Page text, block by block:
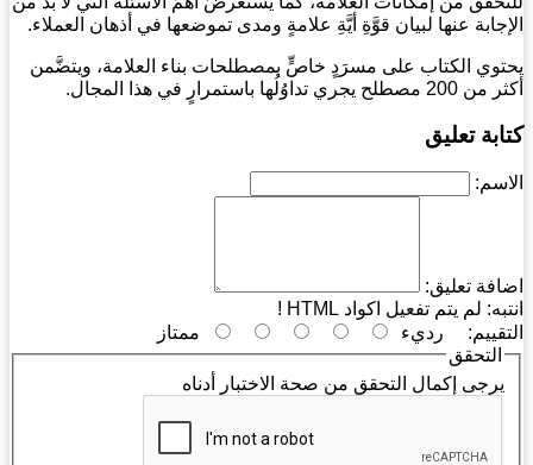
عنها لبيان قوَّةِ أيَّةِ علامةٍ ومدى تموضعها في أذهان العملاء.
الكتاب على مسرَدٍ خاصٍّ بمصطلحات بناء العلامة، ويتضَّمن
باستمرارٍ في هذا المجال.
تعليق
تعليق:
لم يتم تفعيل اكواد HTML !
رديء
ممتاز
التحقق
يرجى إكمال التحقق من صحة الاختبار أدناه